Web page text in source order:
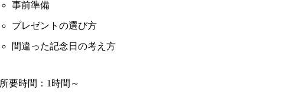
事前準備
プレゼントの選び方
間違った記念日の考え方
所要時間：1時間～